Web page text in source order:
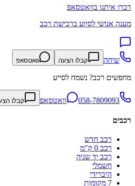
דברו איתנו בוואטסאפ
מענה אנושי לסיוע ברכישת רכב
שיחה קבלו הצעה וואטסאפ
מחפשים רכב? נשמח לסייע
058-7809093 וואטסאפ קבלו
רכבים
רכב חדש
רכב 0 ק"מ
רכב יד שניה
חשמלי
היברידי
7 מקומות